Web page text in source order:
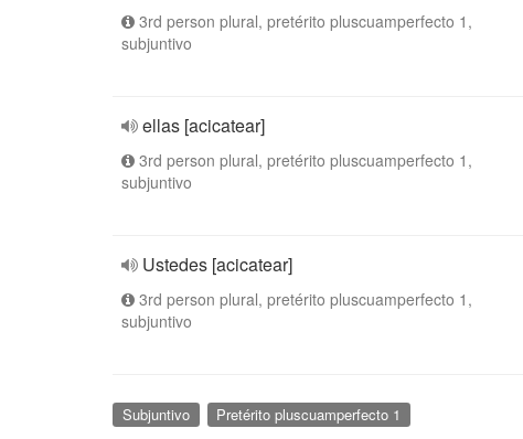
3rd person plural, pretérito pluscuamperfecto 1,
subjuntivo
ellas [acicatear]
3rd person plural, pretérito pluscuamperfecto 1,
subjuntivo
Ustedes [acicatear]
3rd person plural, pretérito pluscuamperfecto 1,
subjuntivo
Subjuntivo Pretérito pluscuamperfecto 1